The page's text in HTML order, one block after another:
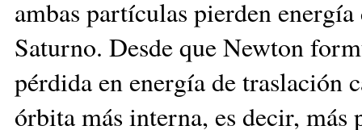
ambas partículas pierden
Saturno. Desde que Newton
pérdida en energía de traslación
órbita más interna, es decir,